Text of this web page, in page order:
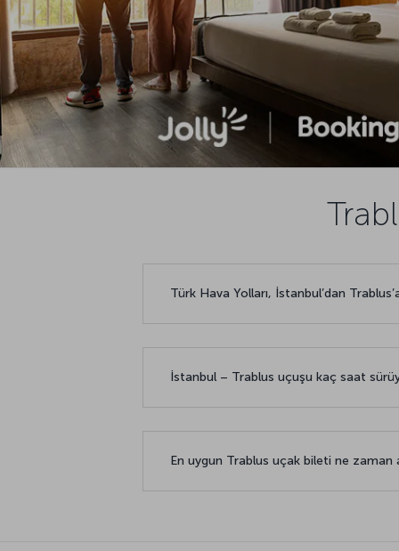
Türk Hava Yolları, İstanbul’dan
İstanbul – Trablus uçuşu kaç saat
En uygun Trablus uçak bileti ne zaman